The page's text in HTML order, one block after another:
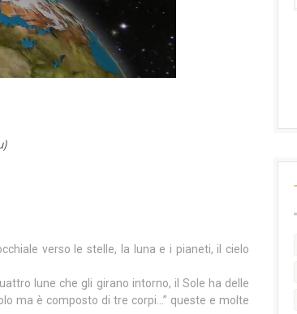
verso le stelle, la luna e i pianeti, il cielo
lune che gli girano intorno, il Sole ha delle
ma è composto di tre corpi…” queste e molte